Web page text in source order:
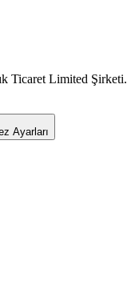
Ticaret Limited Şirketi.
Ayarları